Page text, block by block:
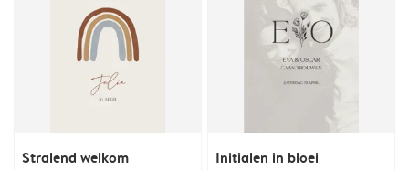
Stralend welkom Initialen in bloei